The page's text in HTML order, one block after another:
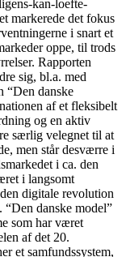
kan-loefte-
markerede det fokus
i snart et
oppe, til trods
Rapporten
sig, bl.a. med
“Den danske
af et fleksibelt
og en aktiv
særlig velegnet til at
men står desværre i
i ca. den
i langsomt
digitale revolution
danske model”
som har været
af det 20.
et samfundssystem,